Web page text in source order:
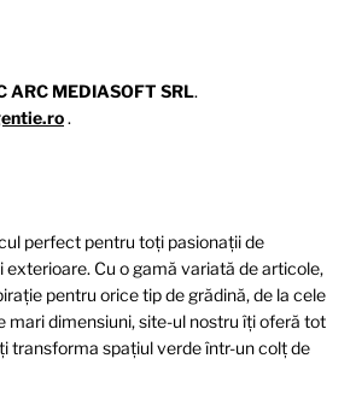
ARC MEDIASOFT SRL.
.
perfect pentru toți pasionații de
exterioare. Cu o gamă variată de articole,
pentru orice tip de grădină, de la cele
mari dimensiuni, site-ul nostru îți oferă tot
transforma spațiul verde într-un colț de